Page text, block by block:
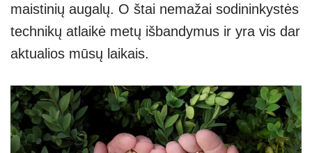
maistinių augalų. O štai nemažai sodininkystės
technikų atlaikė metų išbandymus ir yra vis dar
aktualios mūsų laikais.